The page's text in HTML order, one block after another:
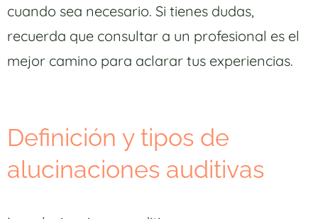
cuando sea necesario. Si tienes dudas,
recuerda que consultar a un profesional es el
mejor camino para aclarar tus experiencias.
Definición y tipos de
alucinaciones auditivas